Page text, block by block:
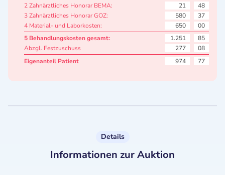
2 Zahnärztliches Honorar BEMA:
21
48
3 Zahnärztliches Honorar GOZ:
580
37
4 Material- und Laborkosten:
650
00
5 Behandlungskosten gesamt:
1.251
85
Abzgl. Festzuschuss
277
08
Eigenanteil Patient
974 77
Details
Informationen zur Auktion